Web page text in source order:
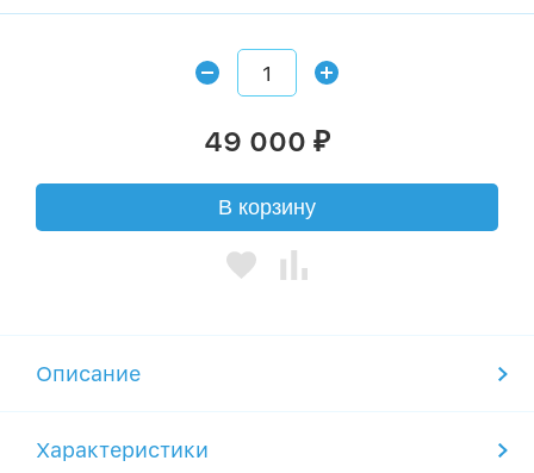
49 000 ₽
В корзину
Описание
Характеристики